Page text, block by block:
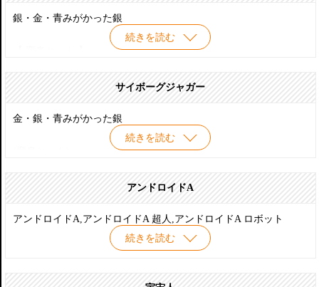
続きを読む
銀・金・青みがかった銀
ドZ（ゼット）,スペーシーX1,スペーシーX2,スペーシーX3
【 武器セット 】
ジェットブーツ,メガトンボール,ウルトラカッター,シーホープV
サイボーグジャガー
続きを読む
金・銀・青みがかった銀
【 超獣セット 】
ドーベルマンJ,ドラゴンK,コンドルV
アンドロイドA
続きを読む
アンドロイドA,アンドロイドA 超人,アンドロイドA ロボット